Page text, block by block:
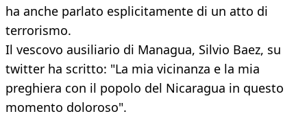
ha anche parlato esplicitamente di un atto di
terrorismo.
Il vescovo ausiliario di Managua, Silvio Baez, su
twitter ha scritto: "La mia vicinanza e la mia
preghiera con il popolo del Nicaragua in questo
momento doloroso".